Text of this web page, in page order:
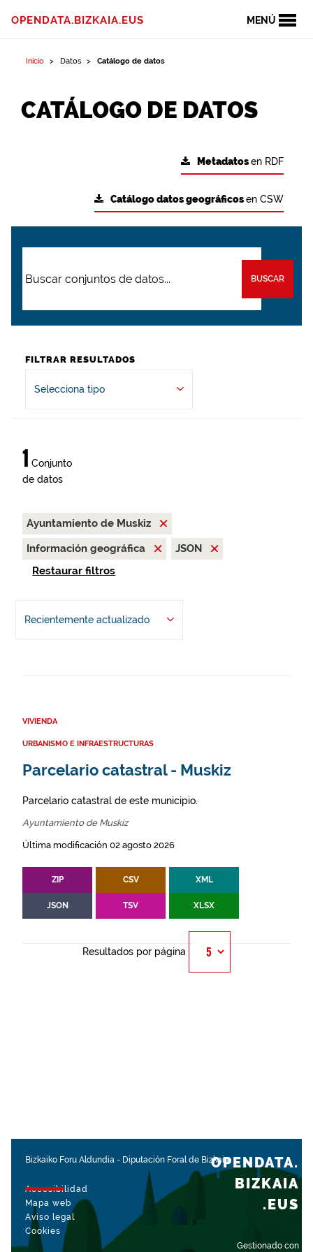
MENÚ
OPENDATA.BIZKAIA.EUS
Inicio Datos Catálogo de datos
CATÁLOGO DE DATOS
Metadatosen RDF
Catálogo datos geográficosen CSW
BUSCAR
FILTRAR RESULTADOS
Selecciona tipo
1 Conjunto
de datos
Ayuntamiento de Muskiz
Información geográfica
JSON
Restaurar filtros
Recientemente actualizado
VIVIENDA
URBANISMO E INFRAESTRUCTURAS
Parcelario catastral - Muskiz
Parcelario catastral de este municipio.
Ayuntamiento de Muskiz
Última modificación 02 agosto 2026
ZIP CSV XML
JSON TSV XLSX
Resultados por página
Bizkaiko Foru Aldundia - Diputación Foral de Bizkaia
Accesibilidad
Mapa web
Aviso legal
Cookies
Gestionado con
OPENDATA.
BIZKAIA
.EUS